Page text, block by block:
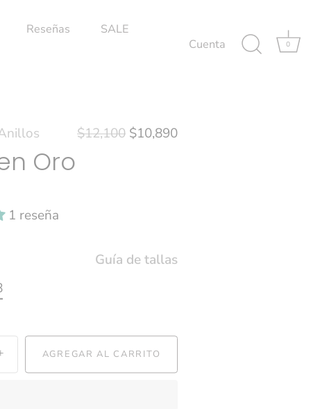
Reseñas SALE
Cuenta 0
$12,100 $10,890
Oro
1 reseña
Guía de tallas
AGREGAR AL CARRITO